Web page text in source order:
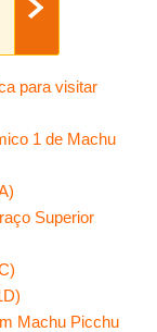
para visitar
1 de Machu
Superior
Machu Picchu